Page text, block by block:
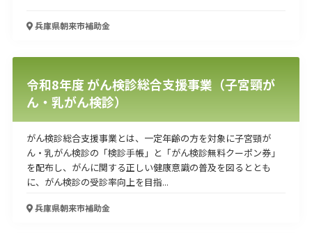
兵庫県朝来市補助金
令和8年度 がん検診総合支援事業（子宮頸が
ん・乳がん検診）
がん検診総合支援事業とは、一定年齢の方を対象に子宮頸が
ん・乳がん検診の「検診手帳」と「がん検診無料クーポン券」
を配布し、がんに関する正しい健康意識の普及を図るととも
に、がん検診の受診率向上を目指...
兵庫県朝来市補助金